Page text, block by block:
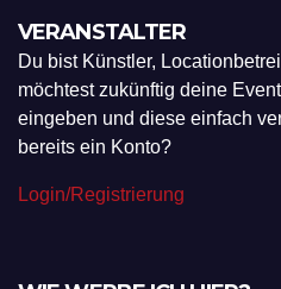
VERANSTALTER
Du bist Künstler,
möchtest zukünftig deine
eingeben und diese einfach
bereits ein Konto?
Login/Registrierung